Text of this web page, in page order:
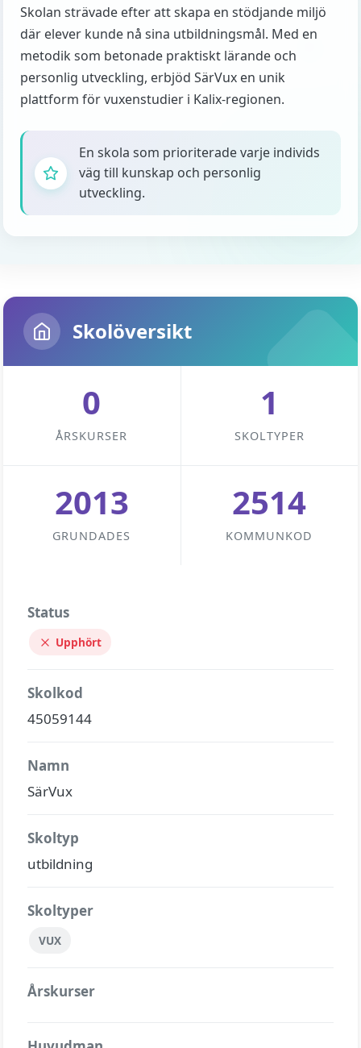
Skolan strävade efter att skapa en stödjande miljö
där elever kunde nå sina utbildningsmål. Med en
metodik som betonade praktiskt lärande och
personlig utveckling, erbjöd SärVux en unik
plattform för vuxenstudier i Kalix-regionen.
En skola som prioriterade varje individs
väg till kunskap och personlig
utveckling.
Skolöversikt
0
ÅRSKURSER
1
SKOLTYPER
2013
GRUNDADES
2514
KOMMUNKOD
Status
Upphört
Skolkod
45059144
Namn
SärVux
Skoltyp
utbildning
Skoltyper
VUX
Årskurser